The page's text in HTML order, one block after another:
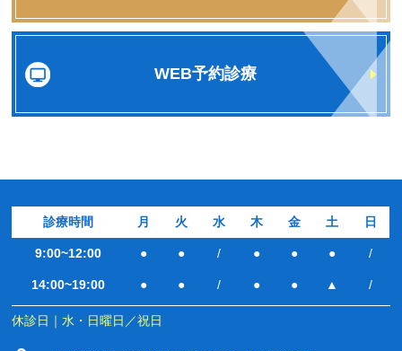
WEB予約診療
診療時間 月 火 水 木 金 土 日
9:00~12:00 ● ● / ● ● ● /
14:00~19:00 ● ● / ● ● ▲ /
休診日｜水・日曜日／祝日